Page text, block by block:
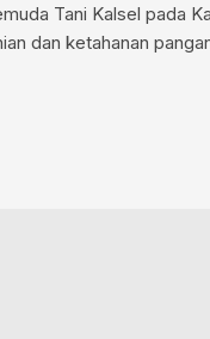
Tani Kalsel pada
dan ketahanan